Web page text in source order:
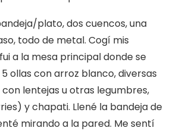
plato, dos cuencos, una
todo de metal. Cogí mis
a la mesa principal donde se
ollas con arroz blanco, diversas
con lentejas u otras legumbres,
y chapati. Llené la bandeja de
mirando a la pared. Me sentí